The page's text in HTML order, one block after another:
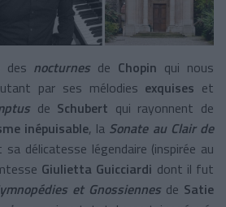
des nocturnes de Chopin qui nous
par ses mélodies exquises et
de Schubert qui rayonnent de
inépuisable, la Sonate au Clair de
sa délicatesse légendaire (inspirée au
Giulietta Guicciardi dont il fut
et Gnossiennes de Satie